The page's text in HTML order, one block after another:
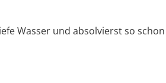
Wasser und absolvierst so